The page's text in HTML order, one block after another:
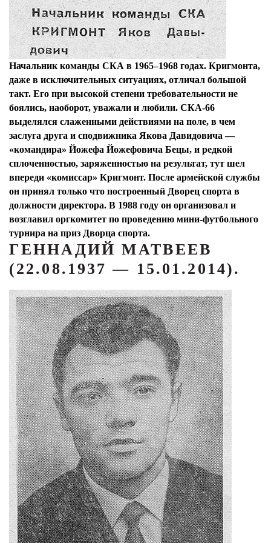
Начальник команды СКА в 1965–1968 годах. Кригмонта,
даже в исключительных ситуациях, отличал большой
такт. Его при высокой степени требовательности не
боялись, наоборот, уважали и любили. СКА-66
выделялся слаженными действиями на поле, в чем
заслуга друга и сподвижника Якова Давидовича —
«командира» Йожефа Йожефовича Бецы, и редкой
сплоченностью, заряженностью на результат, тут шел
впереди «комиссар» Кригмонт. После армейской службы
он принял только что построенный Дворец спорта в
должности директора. В 1988 году он организовал и
возглавил оргкомитет по проведению мини-футбольного
турнира на приз Дворца спорта.
ГЕННАДИЙ МАТВЕЕВ
(22.08.1937 — 15.01.2014).